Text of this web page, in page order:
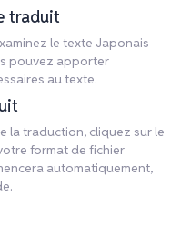
traduit
le texte Japonais
pouvez apporter
au texte.
la traduction, cliquez sur le
format de fichier
automatiquement,